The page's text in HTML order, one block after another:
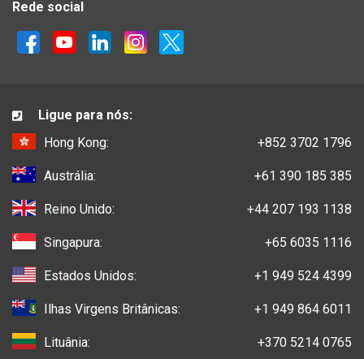
Rede social
Ligue para nós:
Hong Kong:
+852 3702 1796
Austrália: +61 390 185 385
Reino Unido: +44 207 193 1138
Singapura: +65 6035 1116
Estados Unidos: +1 949 524 4399
Ilhas Virgens Britânicas: +1 949 864 6011
Lituânia: +370 5214 0765